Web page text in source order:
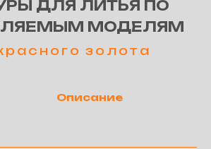
Описание
ПРИПОЕВ